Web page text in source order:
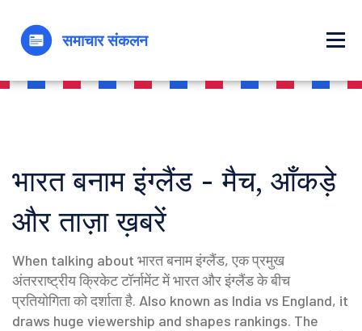
भारत बनाम इंग्लैंड - मैच, आँकड़े
और ताज़ा ख़बरें
When talking about भारत बनाम इंग्लैंड,एक प्रमुख
अंतरराष्ट्रीय क्रिकेट टॉर्नामेंट में भारत और इंग्लैंड के बीच
प्रतियोगिता को दर्शाता है. Also known as India vs England, it
draws huge viewership and shapes rankings. The